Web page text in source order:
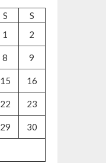
S
S
1
2
8 9
15 16
22 23
29 30